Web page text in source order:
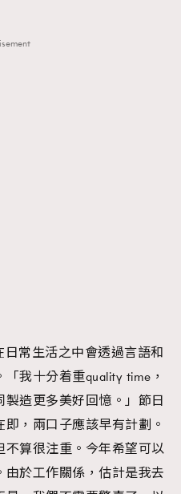
常生活之中會透過言語和
我十分着重quality time，
造更多美好回憶。」節日
，兩口子應該早有計劃。
不算很注重。今年希望可以
於工作關係，估計是我去